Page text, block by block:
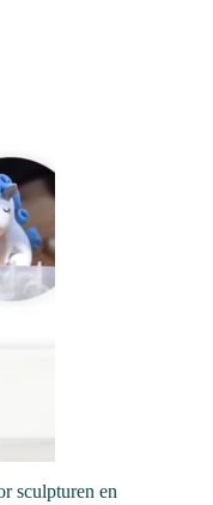
sculpturen en